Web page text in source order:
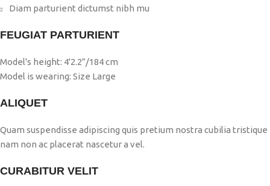
Diam parturient dictumst nibh mu
FEUGIAT PARTURIENT
Model's height: 4'2.2”/184 cm
Model is wearing: Size Large
ALIQUET
Quam suspendisse adipiscing quis pretium nostra cubilia tristique
nam non ac placerat nascetur a vel.
CURABITUR VELIT